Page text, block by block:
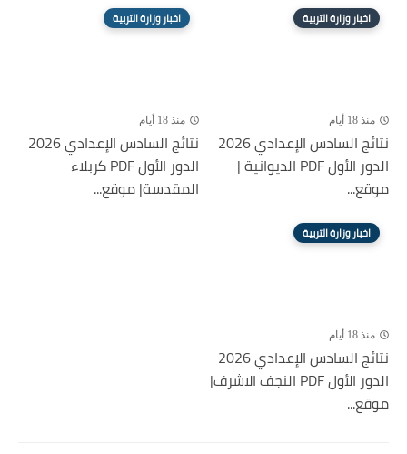
اخبار وزارة التربية
منذ 18 أيام
نتائج السادس الإعدادي 2026
الدور الأول PDF الديوانية |
موقع...
اخبار وزارة التربية
منذ 18 أيام
نتائج السادس الإعدادي 2026
الدور الأول PDF كربلاء
المقدسة| موقع...
اخبار وزارة التربية
منذ 18 أيام
نتائج السادس الإعدادي 2026
الدور الأول PDF النجف الاشرف|
موقع...